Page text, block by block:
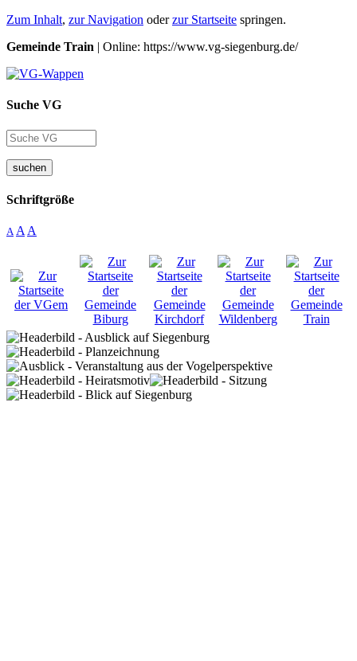
Zum Inhalt, zur Navigation oderzur Startseite springen.
Gemeinde Train | Online: https://www.vg-siegenburg.de/
Suche VG
suchen
Schriftgröße
A A A